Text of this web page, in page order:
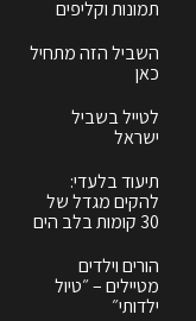
תמונות וקליפים
השביל הזה מתחיל
כאן
לטייל בשביל
ישראל
תיעוד בלעדי:
להקים מגדל של
30 קומות בלב הים
הורים וילדים
מטיילים – ״טיול
ילדותי״